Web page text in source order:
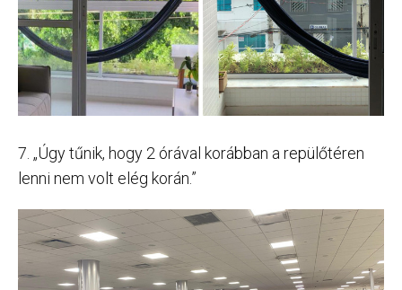
7. „Úgy tűnik, hogy 2 órával korábban a repülőtéren
lenni nem volt elég korán.”